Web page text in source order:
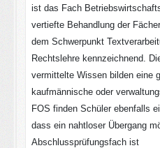
ist das Fach
vertiefte Behandlung der
dem Schwerpunkt
Rechtslehre kennzeichnend.
vermittelte Wissen bilden eine
kaufmännische oder
FOS finden Schüler ebenfalls
dass ein nahtloser Übergang
Abschlussprüfungsfach ist